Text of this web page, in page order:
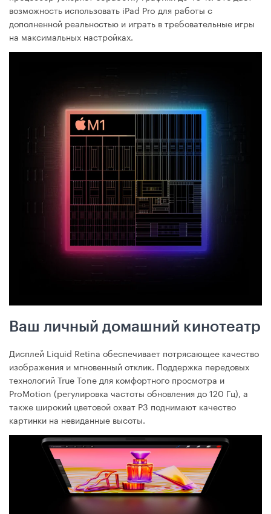
возможность использовать iPad Pro для работы с
дополненной реальностью и играть в требовательные игры
на максимальных настройках.
Ваш личный домашний кинотеатр
Дисплей Liquid Retina обеспечивает потрясающее качество
изображения и мгновенный отклик. Поддержка передовых
технологий True Tone для комфортного просмотра и
ProMotion (регулировка частоты обновления до 120 Гц), а
также широкий цветовой охват Р3 поднимают качество
картинки на невиданные высоты.